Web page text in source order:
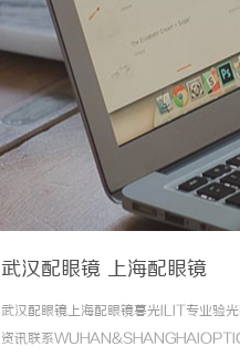
武汉配眼镜 上海配眼镜
武汉配眼镜上海配眼镜暮光ILIT专业验
资讯联系